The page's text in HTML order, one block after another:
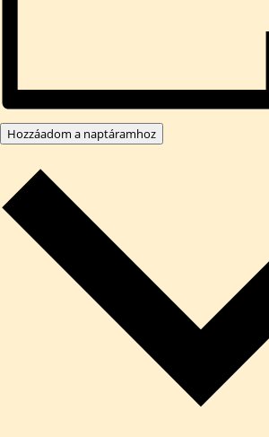
Hozzáadom a naptáramhoz